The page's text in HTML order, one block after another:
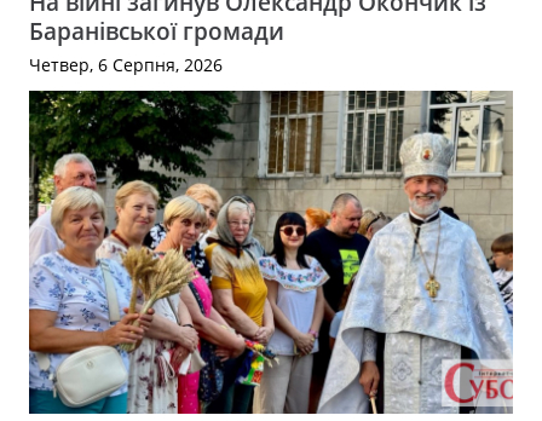
Баранівської громади
Четвер, 6 Серпня, 2026